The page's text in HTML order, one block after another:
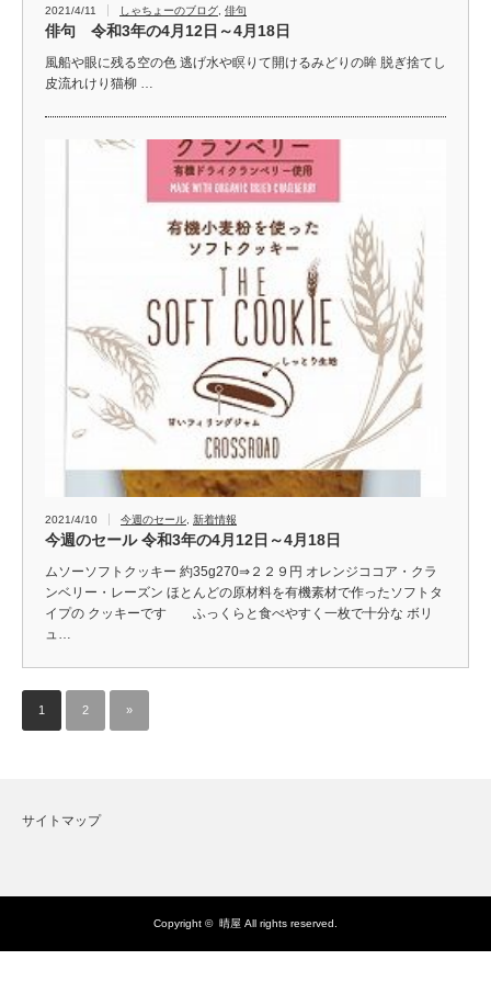
2021/4/11 しゃちょーのブログ 俳句
俳句 令和3年の4月12日～4月18日
風船や眼に残る空の色 逃げ水や瞑りて開けるみどりの眸 脱ぎ捨てし
皮流れけり猫柳 …
2021/4/10 今週のセール 新着情報
今週のセール 令和3年の4月12日～4月18日
ムソーソフトクッキー 約35g270⇒２２９円 オレンジココア・クラ
ンベリー・レーズン ほとんどの原材料を有機素材で作ったソフトタ
イプの クッキーです ふっくらと食べやすく一枚で十分な ボリ
ュ…
1 2 »
サイトマップ
Copyright © 晴屋 All rights reserved.